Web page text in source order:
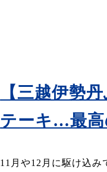
【三越伊勢
テーキ…最高
11月や12月に駆け込み